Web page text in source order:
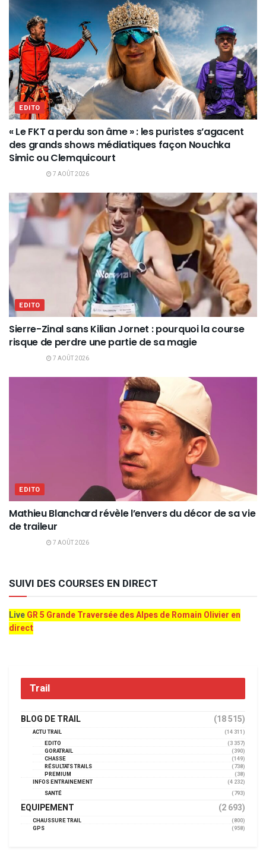
EDITO
« Le FKT a perdu son âme » : les puristes s’agacent
des grands shows médiatiques façon Nouchka
Simic ou Clemquicourt
7 AOÛT 2026
EDITO
Sierre-Zinal sans Kilian Jornet : pourquoi la course
risque de perdre une partie de sa magie
7 AOÛT 2026
EDITO
Mathieu Blanchard révèle l’envers du décor de sa vie
de traileur
7 AOÛT 2026
SUIVI DES COURSES EN DIRECT
LiveGR 5 Grande Traversée des Alpes de Romain Olivier en
direct
Trail
BLOG DE TRAIL (18 515)
ACTU TRAIL
(14 311)
EDITO
(3 357)
GORATRAIL
(390)
CHASSE
(149)
RÉSULTATS TRAILS
(738)
PREMIUM
(38)
INFOS ENTRAINEMENT
(4 232)
SANTÉ
(793)
EQUIPEMENT (2 693)
CHAUSSURE TRAIL
(800)
GPS
(958)